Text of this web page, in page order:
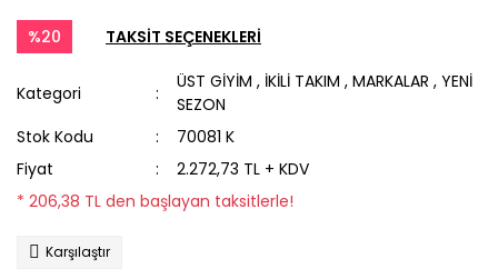
%20 TAKSİT SEÇENEKLERİ
Kategori
ÜST GİYİM , İKİLİ TAKIM ,MARKALAR ,YENİ
SEZON
Stok Kodu
70081 K
Fiyat
2.272,73 TL + KDV
* 206,38 TL den başlayan taksitlerle!
Karşılaştır